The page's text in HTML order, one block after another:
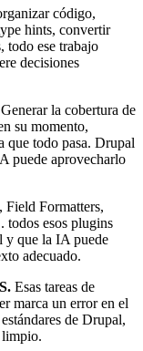
código,
hints, convertir
todo ese trabajo
decisiones
Generar la cobertura de
su momento,
que todo pasa. Drupal
puede aprovecharlo
Field Formatters,
todos esos plugins
y que la IA puede
adecuado.
Esas tareas de
marca un error en el
de Drupal,
limpio.